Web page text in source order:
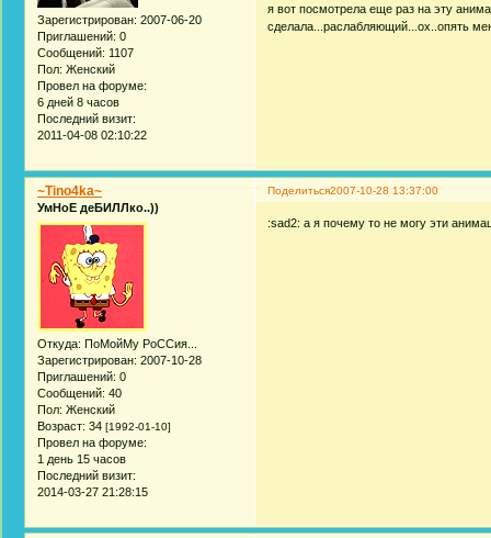
Зарегистрирован: 2007-06-20
Приглашений: 0
Сообщений: 1107
Пол: Женский
Провел на форуме:
6 дней 8 часов
Последний визит:
2011-04-08 02:10:22
я вот посмотрела еще раз на эту
сделала...раслабляющий...ох..опять
Поделиться2007-10-28 13:37:00
~Tino4ka~
УмНоЕ деБИЛЛко..))
Откуда: ПоМойМу РоССия...
Зарегистрирован: 2007-10-28
Приглашений: 0
Сообщений: 40
Пол: Женский
Возраст: 34 [1992-01-10]
Провел на форуме:
1 день 15 часов
Последний визит:
2014-03-27 21:28:15
:sad2: а я почему то не могу эти